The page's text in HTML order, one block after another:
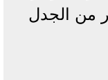
من الجدل